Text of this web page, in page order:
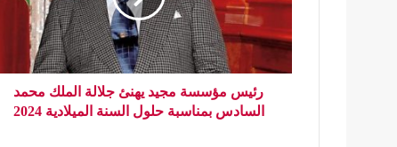
رئيس مؤسسة مجيد يهنئ جلالة الملك محمد
السادس بمناسبة حلول السنة الميلادية 2024